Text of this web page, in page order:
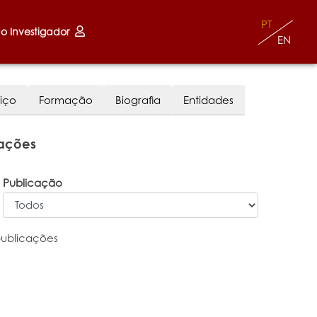
Investigador
EN
PT
Formação Biografia Entidades
Publicação